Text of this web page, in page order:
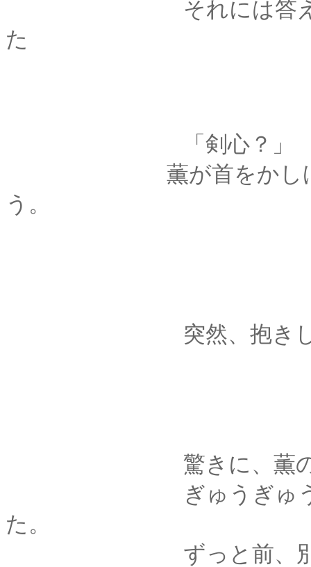
それには答えずに、
た
「剣心？ 」
薫が首をかしげて、
う。
突然、抱きしめ
驚きに、薫の身体
ぎゅうぎゅうと、力
た 。
ずっと前、別れを告